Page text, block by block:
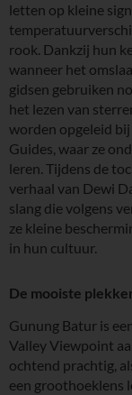
letten op kleine
rook. Dankzij hun
wanneer het
gidsen gebruiken
het lezen van
worden opgeleid
Guides, waar ze
leren. Tijdens de
verhaal van Dewi
slang die volgens
ze kleine
in hun cultuur.
De mooiste
Gunung Batur is
Valley Viewpoint
ochtend prachtig,
een groothoeklens